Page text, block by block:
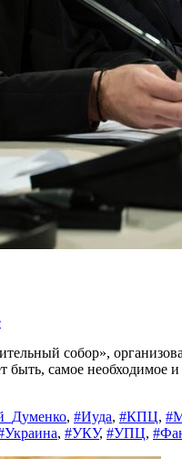
собор»,
самое необходимое
, #Иуда, #КПЦ,
, #УКУ, #УПЦ,